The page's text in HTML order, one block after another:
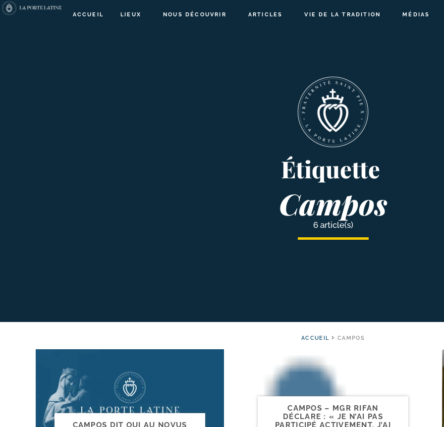
ACCUEIL LIEUX NOUS DÉCOUVRIR ARTICLES VIE DE LA TRADITION MÉDIAS
Étiquette
Campos
6 article(s)
ACCUEIL CAMPOS
CAMPOS DIT OUI AU NOVUS
CAMPOS – MGR RIFAN
DÉCLARE : « JE N’AI PAS
PARTICIPÉ ACTIVEMENT, J’AI